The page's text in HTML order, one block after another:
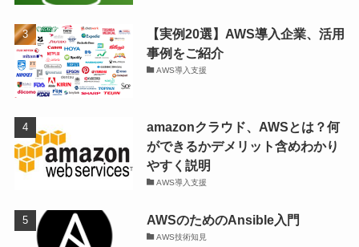
【実例20選】AWS導入企業、活用
事例をご紹介
AWS導入支援
amazonクラウド、AWSとは？何
ができるかデメリット含めわかり
やすく説明
AWS導入支援
AWSのためのAnsible入門
AWS技術知見